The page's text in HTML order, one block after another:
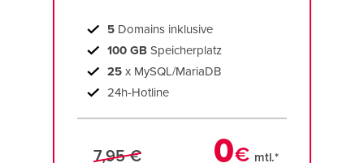
5 Domains inklusive
100 GB Speicherplatz
25 x MySQL/MariaDB
24h-Hotline
7,95 € 0€ mtl.*